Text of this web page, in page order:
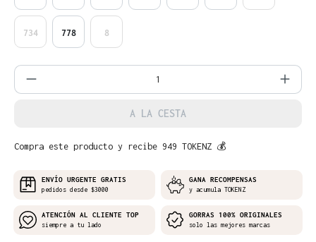
734 778 8
Cantidad del producto: introduce la
A LA CESTA
Compra este producto y recibe 949 TOKENZ 💰
ENVÍO URGENTE GRATIS
pedidos desde $3000
GANA RECOMPENSAS
y acumula TOKENZ
ATENCIÓN AL CLIENTE TOP
siempre a tu lado
GORRAS 100% ORIGINALES
solo las mejores marcas